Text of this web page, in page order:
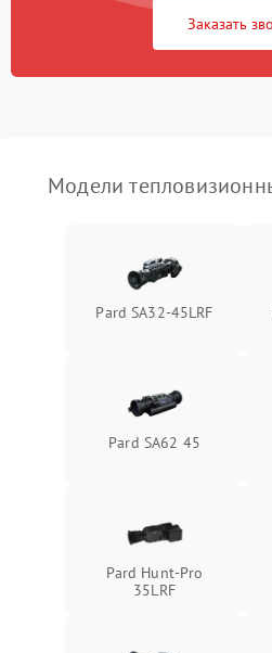
защиты от перегрузок
автоматического
Неисправность системы
защиты от
защиты от замыкания
Поломка системы защиты
от перенапряжения
Поломка системы защиты
Заказать
Модели
Pard SA32-45LRF
Pard SA62 45
Pard Hunt-Pro
35LRF